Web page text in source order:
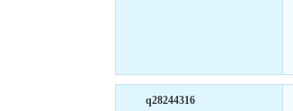
q28244316